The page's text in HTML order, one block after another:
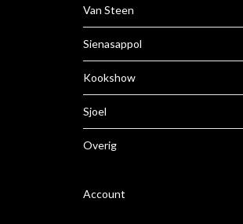
Van Steen
Sienasappol
Kookshow
Sjoel
Overig
Account